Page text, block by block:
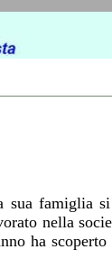
sua famiglia
nella
ha scoperto